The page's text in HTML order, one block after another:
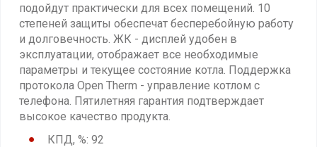
подойдут практически для всех помещений. 10
степеней защиты обеспечат бесперебойную работу
и долговечность. ЖК - дисплей удобен в
эксплуатации, отображает все необходимые
параметры и текущее состояние котла. Поддержка
протокола Open Therm - управление котлом с
телефона. Пятилетняя гарантия подтверждает
высокое качество продукта.
КПД, %: 92